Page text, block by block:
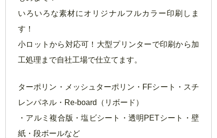
いろいろな素材にオリジナルフルカラー印刷しま
す！
小ロットから対応可！大型プリンターで印刷から加
工処理まで自社工場で仕立てます。
ターポリン・メッシュターポリン・FFシート・スチ
レンパネル・Re-board（リボード）
・アルミ複合版・塩ビシート・透明PETシート・壁
紙・段ボールなど